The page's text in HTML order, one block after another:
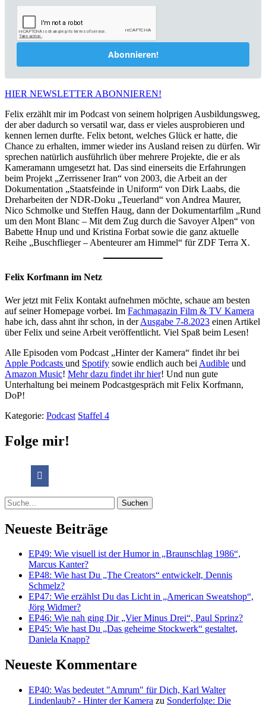
Abonnieren!
HIER NEWSLETTER ABONNIEREN!
Felix erzählt mir im Podcast von seinem holprigen Ausbildungsweg,
der aber dadurch so versatil war, dass er vieles ausprobieren und
kennen lernen durfte. Felix betont, welches Glück er hatte, die
Chance zu erhalten, immer wieder ins Ausland reisen zu dürfen. Wir
sprechen natürlich ausführlich über mehrere Projekte, die er als
Kameramann umgesetzt hat. Das sind einerseits die Erfahrungen
beim Projekt „Zerrissener Iran“ von 2003, die Arbeit an der
Dokumentation „Staatsfeinde in Uniform“ von Dirk Laabs, die
Dreharbeiten der NDR-Doku „Teuerland“ von Andrea Maurer,
Nico Schmolke und Steffen Haug, dann der Dokumentarfilm „Rund
um den Mont Blanc – Mit dem Zug durch die Savoyer Alpen“ von
Babette Hnup und und Kristina Forbat sowie die ganz aktuelle
Reihe „Buschflieger – Abenteurer am Himmel“ für ZDF Terra X.
Felix Korfmann im Netz
Wer jetzt mit Felix Kontakt aufnehmen möchte, schaue am besten
auf seiner Homepage vorbei. Im Fachmagazin Film & TV Kamera
habe ich, dass ahnt ihr schon, in derAusgabe 7-8.2023 einen Artikel
über Felix und seine Arbeit veröffentlicht. Viel Spaß beim Lesen!
Alle Episoden vom Podcast „Hinter der Kamera“ findet ihr bei
Apple Podcasts und Spotify sowie endlich auch bei Audible und
Amazon Music! Mehr dazu findet ihr hier! Und nun gute
Unterhaltung bei meinem Podcastgespräch mit Felix Korfmann,
DoP!
Kategorie: Podcast Staffel 4
Folge mir!
Suche
Neueste Beiträge
EP49: Wie visuell ist der Humor in „Braunschlag 1986“,
Marcus Kanter?
EP48: Wie hast Du „The Creators“ entwickelt, Dennis
Schmelz?
EP47: Wie erzählst Du das Licht in „American Sweatshop“,
Jörg Widmer?
EP46: Wie nah ging Dir „Vier Minus Drei“, Paul Sprinz?
EP45: Wie hast Du „Das geheime Stockwerk“ gestaltet,
Daniela Knapp?
Neueste Kommentare
EP40: Was bedeutet "Amrum" für Dich, Karl Walter
Lindenlaub? - Hinter der Kamera zu Sonderfolge: Die